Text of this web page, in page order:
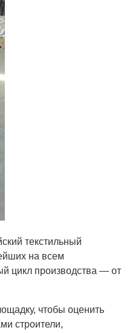
текстильный
на всем
цикл производства — от
чтобы оценить
строители,